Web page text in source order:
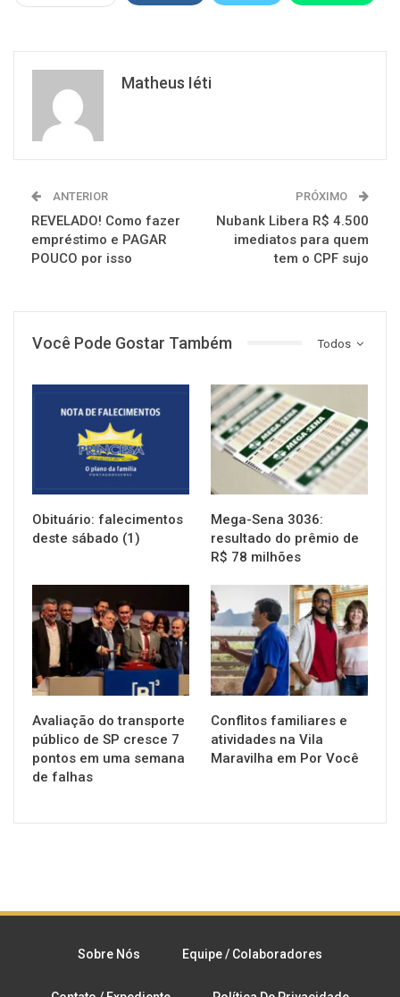
Matheus Iéti
ANTERIOR
REVELADO! Como fazer
empréstimo e PAGAR
POUCO por isso
PRÓXIMO
Nubank Libera R$ 4.500
imediatos para quem
tem o CPF sujo
Todos
Você Pode Gostar Também
Obituário: falecimentos
deste sábado (1)
NOTÍCIAS
Mega-Sena 3036:
resultado do prêmio de
R$ 78 milhões
NOTÍCIAS
Avaliação do transporte
público de SP cresce 7
pontos em uma semana
de falhas
NOTÍCIAS
Conflitos familiares e
atividades na Vila
Maravilha em Por Você
Sobre Nós Equipe / Colaboradores